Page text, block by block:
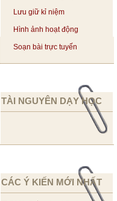
Lưu giữ kỉ niệm
Hình ảnh hoạt động
Soạn bài trực tuyến
TÀI NGUYÊN DẠY HỌC
CÁC Ý KIẾN MỚI NHẤT